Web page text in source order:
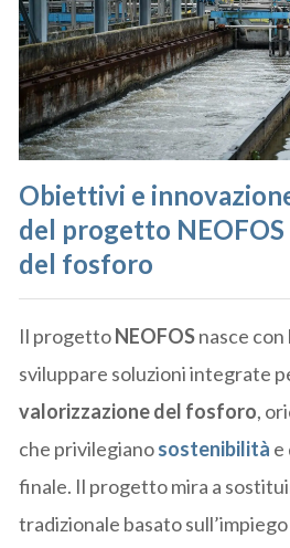
Obiettivi e
del progetto
del fosforo
Il progettoNEOFOSnasce con
sviluppare soluzioni integrate
valorizzazione del fosforo,
che privilegianosostenibilità e
finale. Il progetto mira a
tradizionale basato